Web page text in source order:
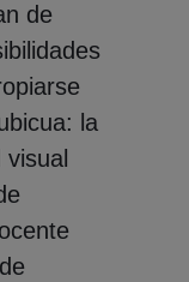
de
la